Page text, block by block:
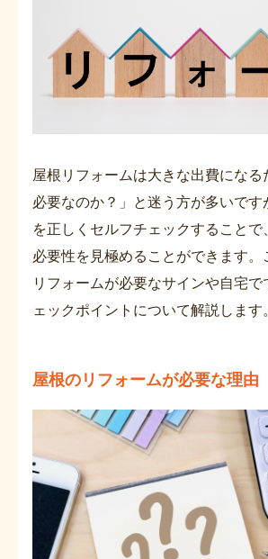
屋根リフォームは大きな出費になる
必要なのか？」と迷う方が多いで
を正しくセルフチェックすること
必要性を見極めることができます。
リフォームが必要なサインや自宅で
ェックポイントについて解説します。
屋根のリフォームが必要な理由